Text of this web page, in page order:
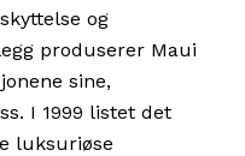
og
produserer Maui
sine,
I 1999 listet det
luksuriøse